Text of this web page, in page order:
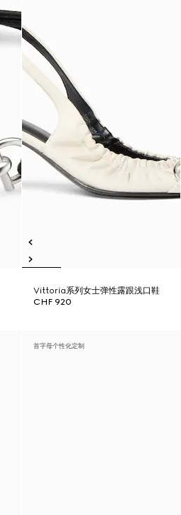
Vittoria系列女士弹性露跟浅口鞋
CHF 920
首字母个性化定制